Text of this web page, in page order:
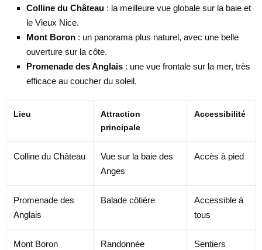
Colline du Château : la meilleure vue globale sur la baie et
le Vieux Nice.
Mont Boron : un panorama plus naturel, avec une belle
ouverture sur la côte.
Promenade des Anglais : une vue frontale sur la mer, très
efficace au coucher du soleil.
Lieu
Attraction
principale
Accessibilité
Colline du Château
Vue sur la baie des
Anges
Accès à pied
Promenade des
Anglais
Balade côtière
Accessible à
tous
Mont Boron Randonnée
Sentiers